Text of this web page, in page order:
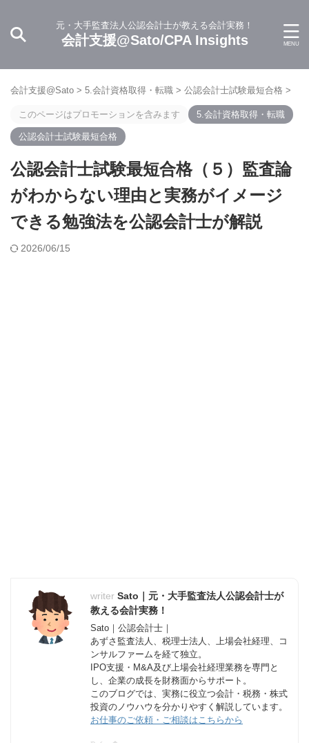
元・大手監査法人公認会計士が教える会計実務！
会計支援@Sato/CPA Insights
会計支援@Sato > 5.会計資格取得・転職 > 公認会計士試験最短合格 >
このページはプロモーションを含みます 5.会計資格取得・転職
公認会計士試験最短合格
公認会計士試験最短合格（５）監査論
がわからない理由と実務がイメージ
できる勉強法を公認会計士が解説
2026/06/15
Sato｜元・大手監査法人公認会計士が
教える会計実務！
Sato｜公認会計士｜
あずさ監査法人、税理士法人、上場会社経理、コ
ンサルファームを経て独立。
IPO支援・M&A及び上場会社経理業務を専門と
し、企業の成長を財務面からサポート。
このブログでは、実務に役立つ会計・税務・株式
投資のノウハウを分かりやすく解説しています。
お仕事のご依頼・ご相談はこちらから